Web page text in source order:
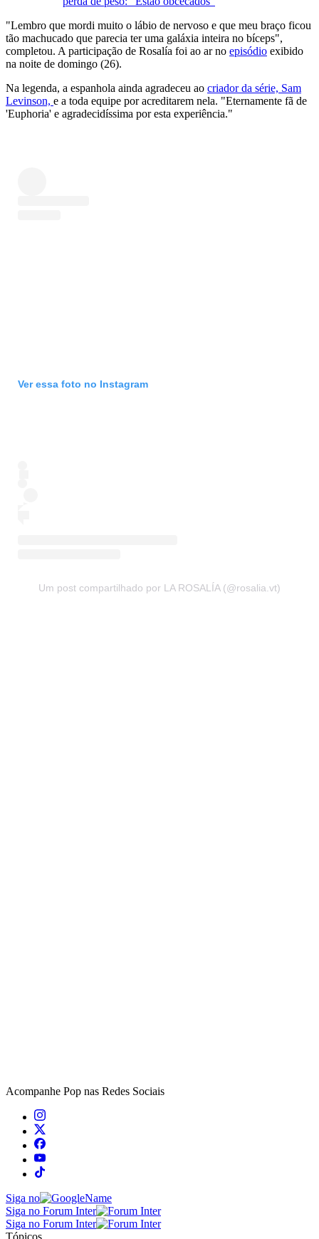
"Lembro que mordi muito o lábio de nervoso e que meu braço ficou
tão machucado que parecia ter uma galáxia inteira no bíceps",
completou. A participação de Rosalía foi ao ar no episódio exibido
na noite de domingo (26).
Na legenda, a espanhola ainda agradeceu ao criador da série, Sam
Levinson, e a toda equipe por acreditarem nela. "Eternamente fã de
'Euphoria' e agradecidíssima por esta experiência."
Ver essa foto no Instagram
Um post compartilhado por LA ROSALÍA (@rosalia.vt)
Acompanhe Pop nas Redes Sociais
Siga no
Siga no Forum Inter
Siga no Forum Inter
Tópicos